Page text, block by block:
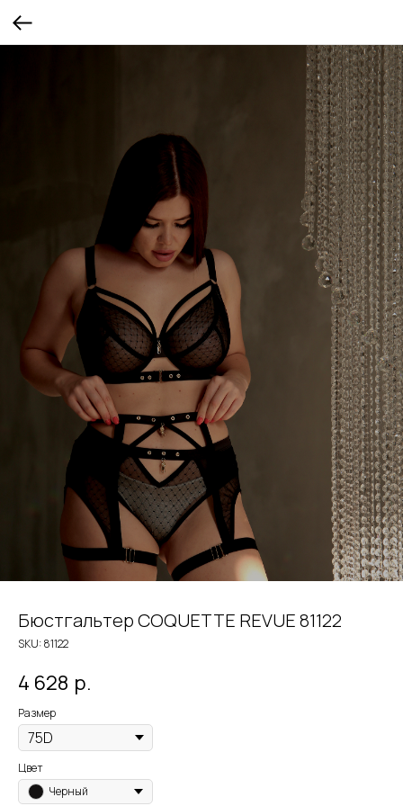
Бюстгальтер COQUETTE REVUE 81122
SKU:81122
4 628 р.
Размер
Цвет
Черный